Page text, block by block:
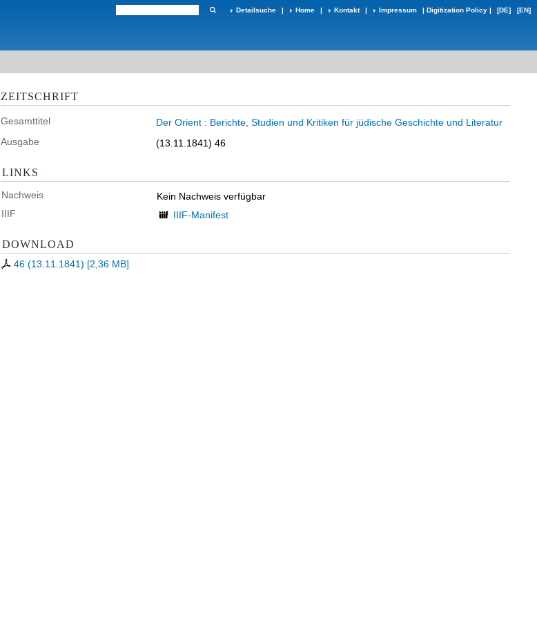
Detailsuche | Home | Kontakt | Impressum | Digitization Policy | [DE] [EN]
ZEITSCHRIFT
Gesamttitel
Der Orient : Berichte, Studien und Kritiken für jüdische Geschichte und Literatur
Ausgabe
(13.11.1841) 46
LINKS
Nachweis
Kein Nachweis verfügbar
IIIF
IIIF-Manifest
DOWNLOAD
46 (13.11.1841) [2,36 MB]